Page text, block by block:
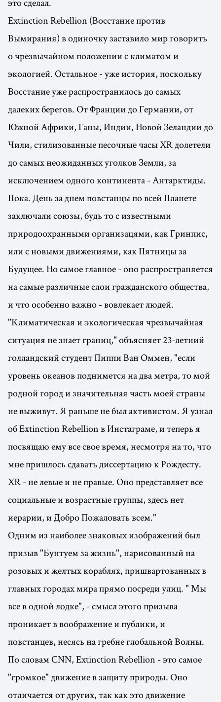
Extinction Rebellion (Восстание против
Вымирания) в одиночку заставило мир говорить
о чрезвычайном положении с климатом и
экологией. Остальное - уже история, поскольку
Восстание уже распространилось до самых
далеких берегов. От Франции до Германии, от
Южной Африки, Ганы, Индии, Новой Зеландии до
Чили, стилизованные песочные часы XR долетели
до самых неожиданных уголков Земли, за
исключением одного континента - Антарктиды.
Пока. День за днем повстанцы по всей Планете
заключали союзы, будь то с известными
природоохранными организацями, как Гринпис,
или с новыми движениями, как Пятницы за
Будущее. Но самое главное - оно распространяется
на самые различные слои гражданского общества,
и что особенно важно - вовлекает людей.
"Климатическая и экологическая чрезвычайная
ситуация не знает границ," объясняет 23-летний
голландский студент Пиппи Ван Оммен, "если
уровень океанов поднимется на два метра, то мой
родной город и значительная часть моей страны
не выживут. Я раньше не был активистом. Я узнал
об Extinction Rebellion в Инстаграме, и теперь я
посвящаю ему все свое время, несмотря на то, что
мне пришлось сдавать диссертацию к Рождесту.
XR - не левые и не правые. Оно представляет все
социальные и возрастные группы, здесь нет
иерарии, и Добро Пожаловать всем."
Одним из наиболее знаковых изображений был
призыв "Бунтуем за жизнь", нарисованный на
розовых и желтых кораблях, пришвартованных в
главных городах мира прямо посреди улиц. " Мы
все в одной лодке", - смысл этого призыва
проникает в воображение и публики, и
повстанцев, несясь на гребне глобальной Волны.
По словам CNN, Extinction Rebellion - это самое
"громкое" движение в защиту природы. Оно
отличается от других, так как это движение